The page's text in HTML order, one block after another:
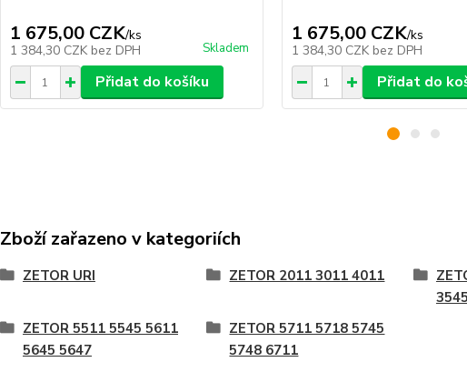
1 675,00 CZK/ks
1 384,30 CZK bez DPH Skladem
Přidat do košíku
1 675,00 CZK/ks
1 384,30 CZK bez DPH
Přidat do
Zboží zařazeno v kategoriích
ZETOR URI ZETOR 2011 3011 4011
ZETOR 5511 5545 5611
5645 5647
ZETOR 5711 5718 5745
5748 6711